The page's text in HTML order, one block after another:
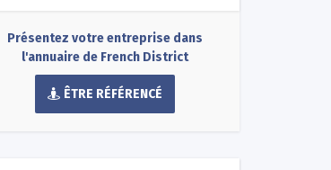
Présentez votre entreprise dans
l'annuaire de French District
ÊTRE RÉFÉRENCÉ